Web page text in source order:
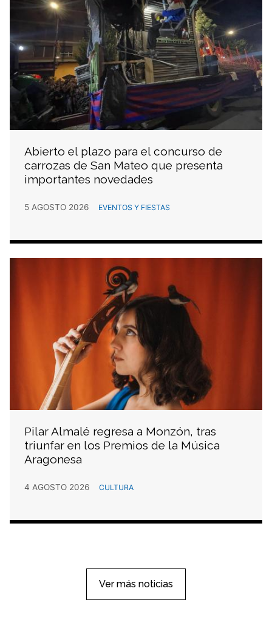
Abierto el plazo para el concurso de
carrozas de San Mateo que presenta
importantes novedades
5 AGOSTO 2026 EVENTOS Y FIESTAS
Pilar Almalé regresa a Monzón, tras
triunfar en los Premios de la Música
Aragonesa
4 AGOSTO 2026 CULTURA
Ver más noticias